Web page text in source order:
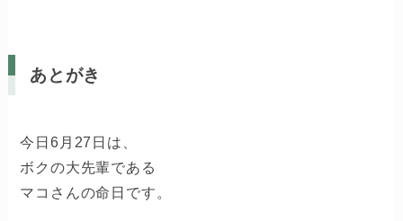
あとがき
今日6月27日は、
ボクの大先輩である
マコさんの命日です。